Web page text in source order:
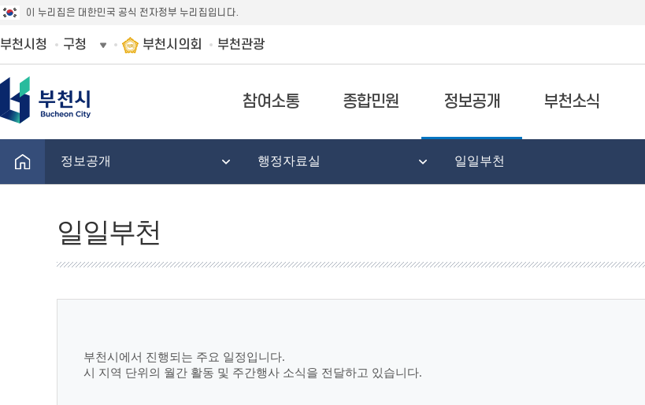
이 누리집은 대한민국 공식 전자정부 누리집입니다.
부천시청 구청 부천시의회 부천관광
참여소통 종합민원 정보공개 부천소식
정보공개 행정자료실 일일부천
일일부천
부천시에서 진행되는 주요 일정입니다.
시 지역 단위의 월간 활동 및 주간행사 소식을 전달하고 있습니다.